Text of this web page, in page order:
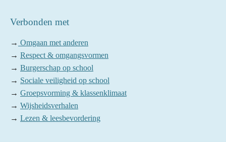
Verbonden met
→ Omgaan met anderen
→ Respect & omgangsvormen
→ Burgerschap op school
→ Sociale veiligheid op school
→ Groepsvorming & klassenklimaat
→ Wijsheidsverhalen
→ Lezen & leesbevordering